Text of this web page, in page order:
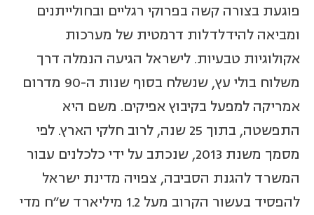
פוגעת בצורה קשה בפרוקי רגליים ובחולייתנים
ומביאה להידלדלות דרמטית של מערכות
אקולוגיות טבעיות. לישראל הגיעה הנמלה דרך
משלוח בולי עץ, שנשלח בסוף שנות ה-90 מדרום
אמריקה למפעל בקיבוץ אפיקים. משם היא
התפשטה, בתוך 25 שנה, לרוב חלקי הארץ. לפי
מסמך משנת 2013, שנכתב על ידי כלכלנים עבור
המשרד להגנת הסביבה, צפויה מדינת ישראל
להפסיד בעשור הקרוב מעל 1.2 מיליארד ש"ח מדי